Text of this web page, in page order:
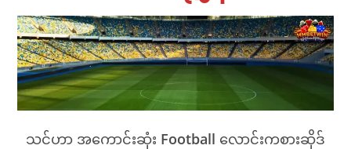
သင်ဟာ အကောင်းဆုံး Football လောင်းကစားဆိုဒ်